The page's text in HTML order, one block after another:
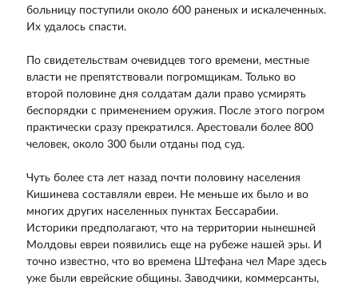
больницу поступили около 600 раненых и искалеченных.
Их удалось спасти.
По свидетельствам очевидцев того времени, местные
власти не препятствовали погромщикам. Только во
второй половине дня солдатам дали право усмирять
беспорядки с применением оружия. После этого погром
практически сразу прекратился. Арестовали более 800
человек, около 300 были отданы под суд.
Чуть более ста лет назад почти половину населения
Кишинева составляли евреи. Не меньше их было и во
многих других населенных пунктах Бессарабии.
Историки предполагают, что на территории нынешней
Молдовы евреи появились еще на рубеже нашей эры. И
точно известно, что во времена Штефана чел Маре здесь
уже были еврейские общины. Заводчики, коммерсанты,